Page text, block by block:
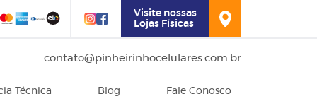
Visite nossas
Lojas Físicas
contato@pinheirinhocelulares.com.br
Técnica Blog Fale Conosco